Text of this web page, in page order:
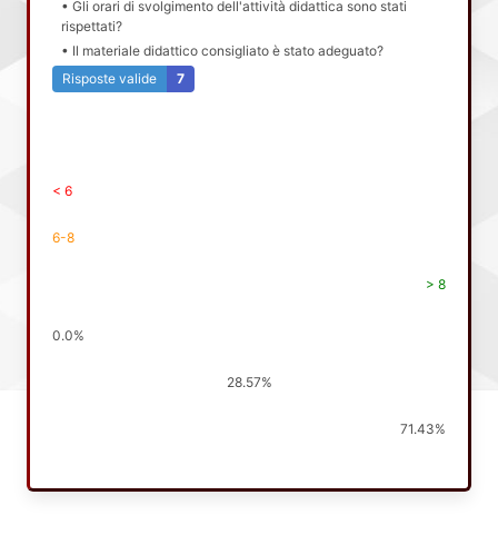
• Gli orari di svolgimento dell'attività didattica sono stati
rispettati?
• Il materiale didattico consigliato è stato adeguato?
Risposte valide
7
< 6
6-8
> 8
0.0%
28.57%
71.43%